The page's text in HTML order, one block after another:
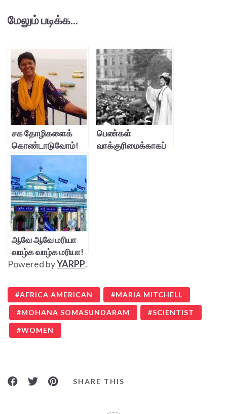
மேலும் படிக்க...
சக தோழிகளைக்
கொண்டாடுவோம்!
பெண்கள்
வாக்குரிமைக்காகப்
ஆவே ஆவே மரியா
வாழ்க வாழ்க மரியா!
Powered byYARPP.
AFRICA AMERICAN MARIA MITCHELL
MOHANA SOMASUNDARAM SCIENTIST
WOMEN
SHARE THIS